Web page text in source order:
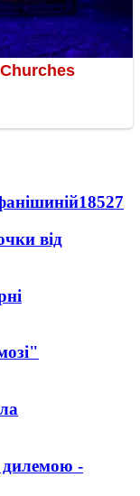
18527
від
дилемою -